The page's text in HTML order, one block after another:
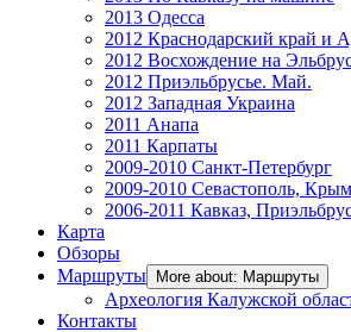
2013 Одесса
2012 Краснодарский край и
2012 Восхождение на
2012 Приэльбрусье. Май.
2012 Западная Украина
2011 Анапа
2011 Карпаты
2009-2010 Санкт-Петербург
2009-2010 Севастополь, Крым
2006-2011 Кавказ,
Карта
Обзоры
Маршруты
More about: Маршруты
Археология Калужской
Контакты